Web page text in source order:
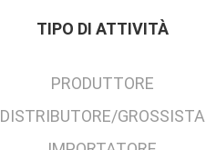
TIPO DI ATTIVITÀ
PRODUTTORE
DISTRIBUTORE/GROSSISTA